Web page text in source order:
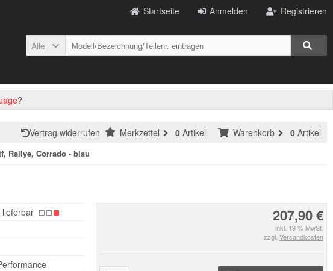
Registrieren
Anmelden
Startseite
Alle
?
Warenkorb 0 Artikel
Vertrag widerrufen Merkzettel 0 Artikel
Rallye, Corrado - blau
207,90 €
inkl. 19 % MwSt.
zzgl. Versandkosten
lieferbar